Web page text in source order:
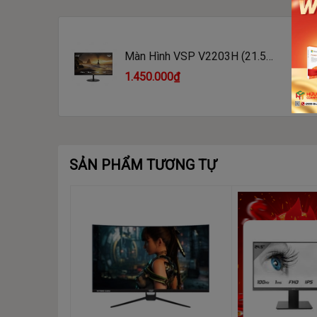
Màn Hình VSP V2203H (21.5
inch/FHD/VA/75Hz/5ms/230nits/
1.450.000₫
SẢN PHẨM TƯƠNG TỰ